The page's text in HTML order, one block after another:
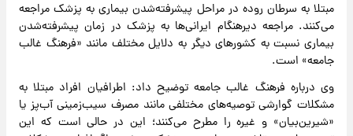
مبتلا به سرطان روده در مراحل پیشرفته‌شدن بیماری به پزشک مراجعه
می‌کنند. مراجعه دیرهنگام ایرانی‌ها به پزشک در زمان پیشرفته‌شدن
بیماری نسبت به کشورهای دیگر به دلایل مختلف مانند «فرهنگ غالب
جامعه» است.
وی درباره فرهنگ غالب جامعه توضیح داد: اطرافیان افراد مبتلا به
مشکلات گوارشی توصیه‌های مختلفی مانند مصرف سیب‌زمینی آب‌پز یا
«شیرین‌بیان» و غیره را مطرح می‌کنند؛ این در حالی است که این